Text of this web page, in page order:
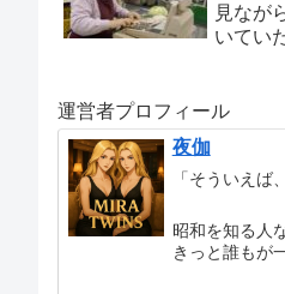
見なが
いてい
運営者プロフィール
夜伽
「そういえば
昭和を知る人
きっと誰もが